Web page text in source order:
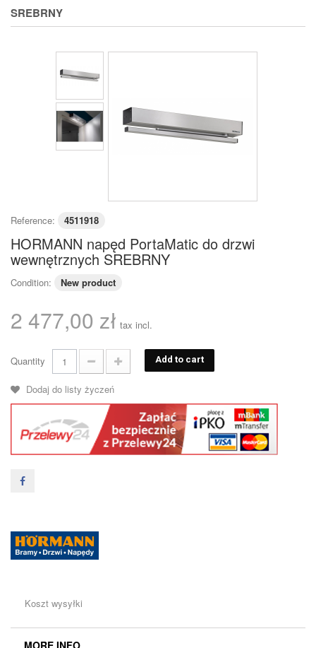
SREBRNY
Reference: 4511918
HORMANN napęd PortaMatic do drzwi
wewnętrznych SREBRNY
Condition: New product
2 477,00 zł tax incl.
Quantity Add to cart
Dodaj do listy życzeń
Koszt wysyłki
MORE INFO